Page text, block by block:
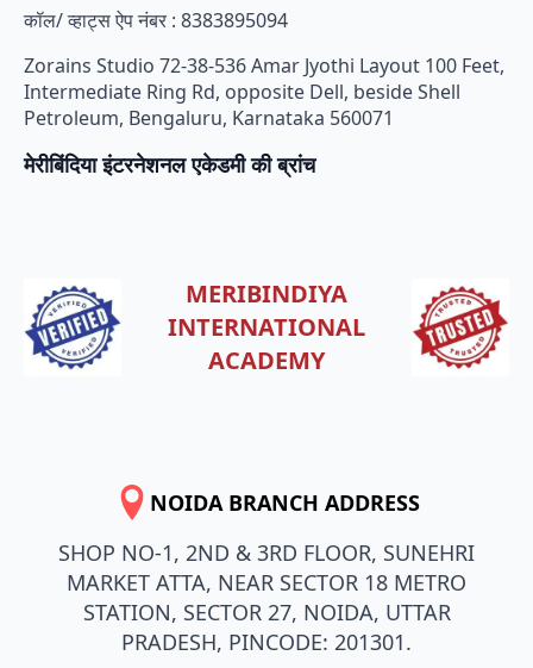
कॉल/ व्हाट्स ऐप नंबर : 8383895094
Zorains Studio 72-38-536 Amar Jyothi Layout 100 Feet,
Intermediate Ring Rd, opposite Dell, beside Shell
Petroleum, Bengaluru, Karnataka 560071
मेरीबिंदिया इंटरनेशनल एकेडमी की ब्रांच
MERIBINDIYA
INTERNATIONAL
ACADEMY
NOIDA BRANCH ADDRESS
SHOP NO-1, 2ND & 3RD FLOOR, SUNEHRI
MARKET ATTA, NEAR SECTOR 18 METRO
STATION, SECTOR 27, NOIDA, UTTAR
PRADESH, PINCODE: 201301.